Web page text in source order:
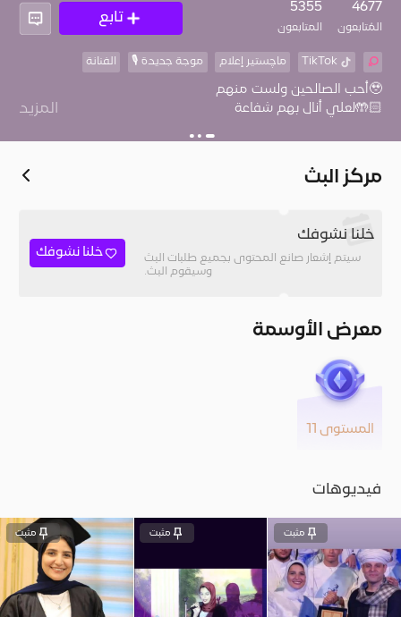
4677
المُتابعون
5355
المتابعون
تابع
ماچستير إعلام موجة جديدة 🎙️ الفنانة
المزيد
مركز البث
خلنا نشوفك
سيتم إشعار صانع المحتوى بجميع طلبات البث
وسيقوم البث.
خلنا نشوفك
معرض الأوسمة
المستوى 11
فيديوهات
مثبت مثبت مثبت